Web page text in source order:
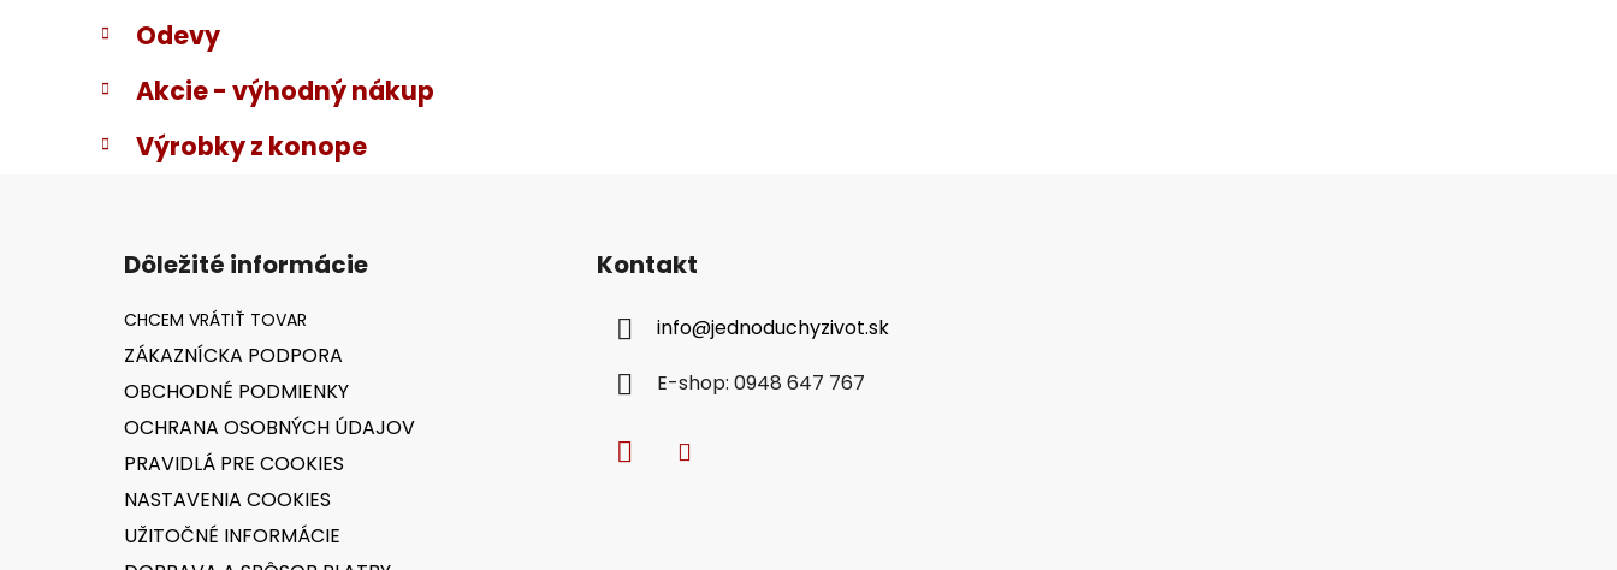
Odevy
Akcie - výhodný nákup
Výrobky z konope
Dôležité informácie
ZÁKAZNÍCKA PODPORA
OBCHODNÉ PODMIENKY
OCHRANA OSOBNÝCH ÚDAJOV
PRAVIDLÁ PRE COOKIES
NASTAVENIA COOKIES
UŽITOČNÉ INFORMÁCIE
Kontakt
info@jednoduchyzivot.sk
E-shop: 0948 647 767